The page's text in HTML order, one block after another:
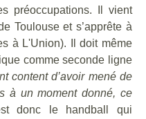
préoccupations. Il vient
Toulouse et s’apprête à
à L'Union). Il doit même
comme seconde ligne
content d’avoir mené de
à un moment donné, ce
donc le handball qui